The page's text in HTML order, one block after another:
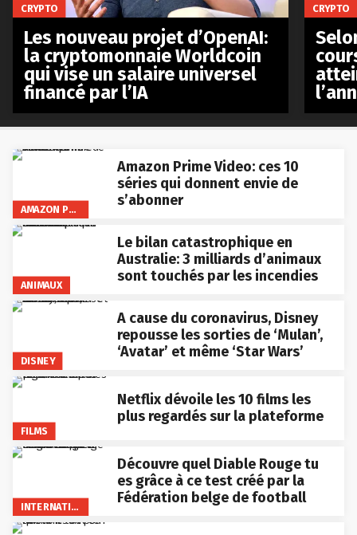
AMAZON PRIME VIDEO
Amazon Prime Video: ces 10
séries qui donnent envie de
s’abonner
ANIMAUX
Le bilan catastrophique en
Australie: 3 milliards d’animaux
sont touchés par les incendies
DISNEY
A cause du coronavirus, Disney
repousse les sorties de ‘Mulan’,
‘Avatar’ et même ‘Star Wars’
FILMS
Netflix dévoile les 10 films les
plus regardés sur la plateforme
INTERNATIONAL
Découvre quel Diable Rouge tu
es grâce à ce test créé par la
Fédération belge de football
CRYPTO
Les nouveau projet d’OpenAI:
la cryptomonnaie Worldcoin
qui vise un salaire universel
financé par l’IA
CRYPTO